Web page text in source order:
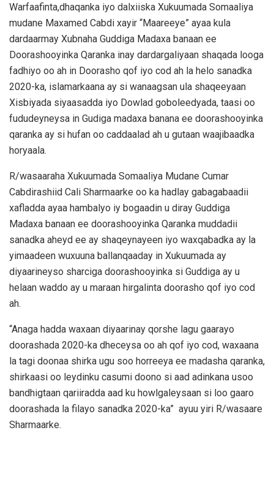
Warfaafinta,dhaqanka iyo dalxiiska Xukuumada Somaaliya
mudane Maxamed Cabdi xayir “Maareeye” ayaa kula
dardaarmay Xubnaha Guddiga Madaxa banaan ee
Doorashooyinka Qaranka inay dardargaliyaan shaqada looga
fadhiyo oo ah in Doorasho qof iyo cod ah la helo sanadka
2020-ka, islamarkaana ay si wanaagsan ula shaqeeyaan
Xisbiyada siyaasadda iyo Dowlad goboleedyada, taasi oo
fududeyneysa in Gudiga madaxa banana ee doorashooyinka
qaranka ay si hufan oo caddaalad ah u gutaan waajibaadka
horyaala.
R/wasaaraha Xukuumada Somaaliya Mudane Cumar
Cabdirashiid Cali Sharmaarke oo ka hadlay gabagabaadii
xafladda ayaa hambalyo iy bogaadin u diray Guddiga
Madaxa banaan ee doorashooyinka Qaranka muddadii
sanadka aheyd ee ay shaqeynayeen iyo waxqabadka ay la
yimaadeen wuxuuna ballanqaaday in Xukuumada ay
diyaarineyso sharciga doorashooyinka si Guddiga ay u
helaan waddo ay u maraan hirgalinta doorasho qof iyo cod
ah.
“Anaga hadda waxaan diyaarinay qorshe lagu gaarayo
doorashada 2020-ka dheceysa oo ah qof iyo cod, waxaana
la tagi doonaa shirka ugu soo horreeya ee madasha qaranka,
shirkaasi oo leydinku casumi doono si aad adinkana usoo
bandhigtaan qariiradda aad ku howlgaleysaan si loo gaaro
doorashada la filayo sanadka 2020-ka” ayuu yiri R/wasaare
Sharmaarke.